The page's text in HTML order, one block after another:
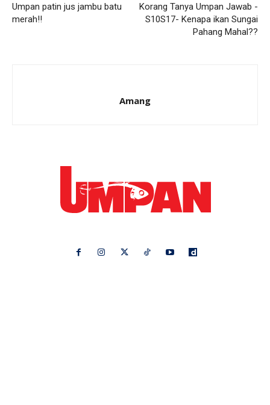
Umpan patin jus jambu batu
merah!!
Korang Tanya Umpan Jawab -
S10S17- Kenapa ikan Sungai
Pahang Mahal??
Amang